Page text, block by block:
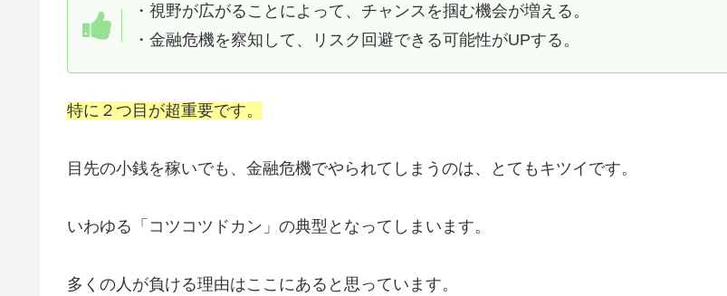
・視野が広がることによって、チャンスを掴む機会が増える。
・金融危機を察知して、リスク回避できる可能性がUPする。
特に２つ目が超重要です。
目先の小銭を稼いでも、金融危機でやられてしまうのは、とてもキツイです。
いわゆる「コツコツドカン」の典型となってしまいます。
多くの人が負ける理由はここにあると思っています。